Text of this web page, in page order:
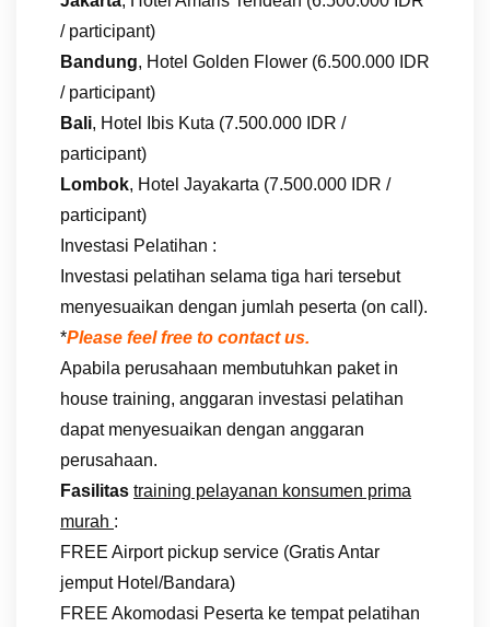
/ participant)
Bandung, Hotel Golden Flower (6.500.000 IDR
/ participant)
Bali, Hotel Ibis Kuta (7.500.000 IDR /
participant)
Lombok, Hotel Jayakarta (7.500.000 IDR /
participant)
Investasi Pelatihan :
Investasi pelatihan selama tiga hari tersebut
menyesuaikan dengan jumlah peserta (on call).
*Please feel free to contact us.
Apabila perusahaan membutuhkan paket in
house training, anggaran investasi pelatihan
dapat menyesuaikan dengan anggaran
perusahaan.
Fasilitas training pelayanan konsumen prima
murah :
FREE Airport pickup service (Gratis Antar
jemput Hotel/Bandara)
FREE Akomodasi Peserta ke tempat pelatihan